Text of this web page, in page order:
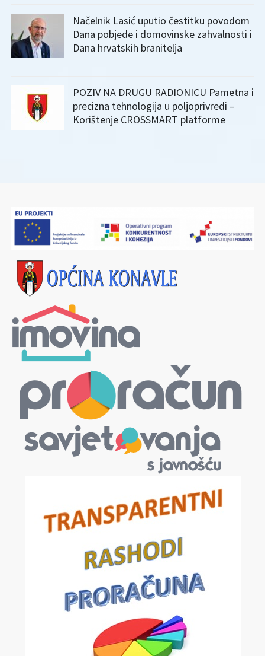
Načelnik Lasić uputio čestitku povodom
Dana pobjede i domovinske zahvalnosti i
Dana hrvatskih branitelja
POZIV NA DRUGU RADIONICU Pametna i
precizna tehnologija u poljoprivredi –
Korištenje CROSSMART platforme